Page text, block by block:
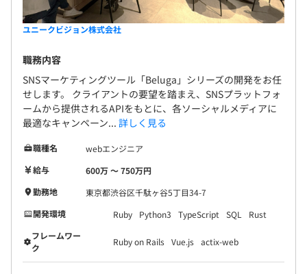
ユニークビジョン株式会社
職務内容
SNSマーケティングツール「Beluga」シリーズの開発をお任
せします。 クライアントの要望を踏まえ、SNSプラットフォ
ームから提供されるAPIをもとに、各ソーシャルメディアに
最適なキャンペーン... 詳しく見る
職種名
webエンジニア
給与
600万 〜 750万円
勤務地
東京都渋谷区千駄ヶ谷5丁目34-7
開発環境
Ruby Python3 TypeScript SQL
Rust
フレームワー
ク
Ruby on Rails Vue.js actix-web